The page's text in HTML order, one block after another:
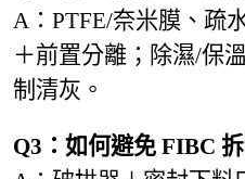
A：PTFE/奈米膜、疏
＋前置分離；除濕/保
制清灰。
Q3：如何避免 FIBC